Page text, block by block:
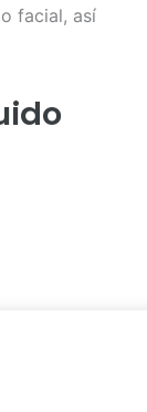
facial, así